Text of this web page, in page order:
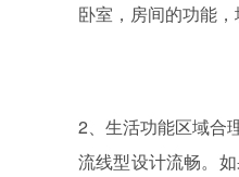
卧室，房间的功能
2、生活功能区域合
流线型设计流畅。